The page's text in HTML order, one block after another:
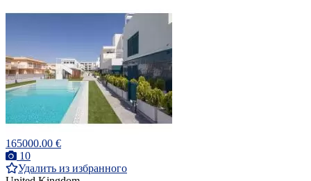
165000.00 €
10
Удалить из избранного